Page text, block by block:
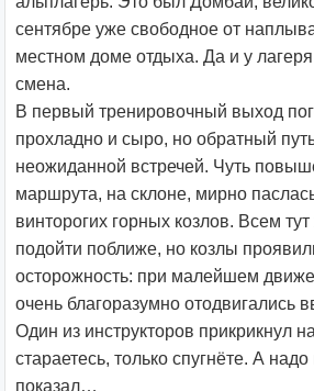
сентябре уже свободное от
местном доме отдыха. Да и у
смена.
В первый тренировочный выход
прохладно и сыро, но обратный
неожиданной встречей. Чуть
маршрута, на склоне, мирно
винторогих горных козлов. Всем
подойти поближе, но козлы
осторожность: при малейшем
очень благоразумно отодвигались
Один из инструкторов прикрикнул
стараетесь, только спугнёте. А надо
показал…